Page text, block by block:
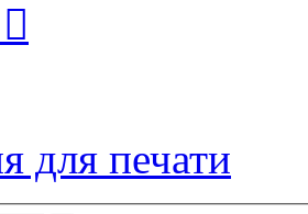
для печати